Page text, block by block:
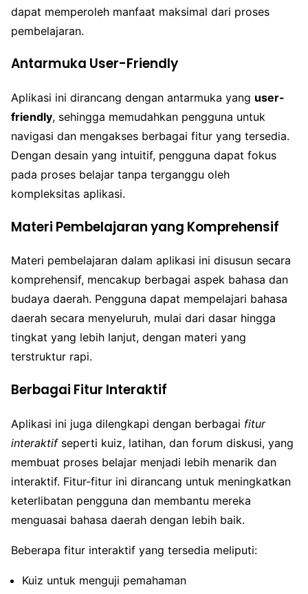
dapat memperoleh manfaat maksimal dari proses
pembelajaran.
Antarmuka User-Friendly
Aplikasi ini dirancang dengan antarmuka yang user-
friendly, sehingga memudahkan pengguna untuk
navigasi dan mengakses berbagai fitur yang tersedia.
Dengan desain yang intuitif, pengguna dapat fokus
pada proses belajar tanpa terganggu oleh
kompleksitas aplikasi.
Materi Pembelajaran yang Komprehensif
Materi pembelajaran dalam aplikasi ini disusun secara
komprehensif, mencakup berbagai aspek bahasa dan
budaya daerah. Pengguna dapat mempelajari bahasa
daerah secara menyeluruh, mulai dari dasar hingga
tingkat yang lebih lanjut, dengan materi yang
terstruktur rapi.
Berbagai Fitur Interaktif
Aplikasi ini juga dilengkapi dengan berbagai fitur
interaktifseperti kuiz, latihan, dan forum diskusi, yang
membuat proses belajar menjadi lebih menarik dan
interaktif. Fitur-fitur ini dirancang untuk meningkatkan
keterlibatan pengguna dan membantu mereka
menguasai bahasa daerah dengan lebih baik.
Beberapa fitur interaktif yang tersedia meliputi:
Kuiz untuk menguji pemahaman